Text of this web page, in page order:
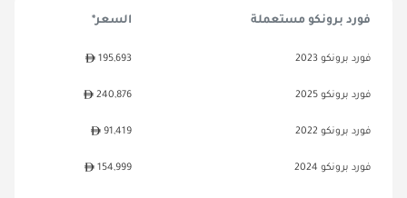
فورد برونكو مستعملة السعر*
فورد برونكو 2023 195,693
فورد برونكو 2025 240,876
فورد برونكو 2022 91,419
فورد برونكو 2024 154,999